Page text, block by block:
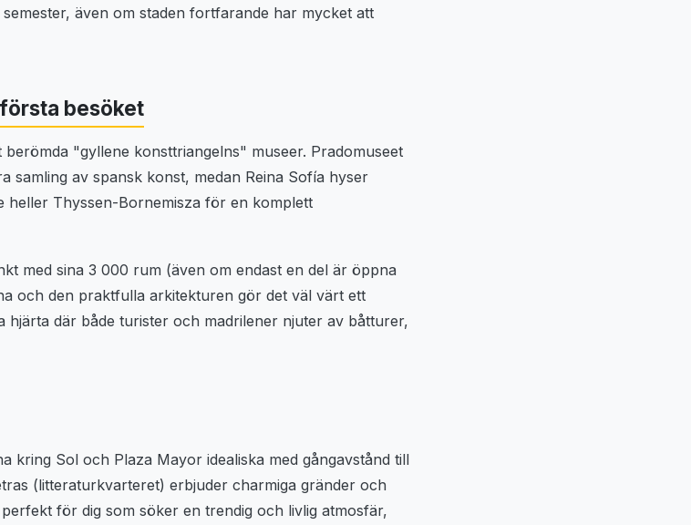
även om staden fortfarande har mycket att
besöket
"gyllene konsttriangelns" museer. Pradomuseet
samling av spansk konst, medan Reina Sofía hyser
heller Thyssen-Bornemisza för en komplett
med sina 3 000 rum (även om endast en del är öppna
och den praktfulla arkitekturen gör det väl värt ett
hjärta där både turister och madrilener njuter av båtturer,
kring Sol och Plaza Mayor idealiska med gångavstånd till
(litteraturkvarteret) erbjuder charmiga gränder och
för dig som söker en trendig och livlig atmosfär,